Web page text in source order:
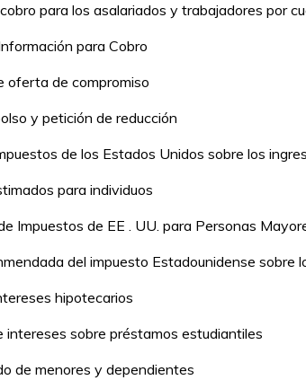
para los asalariados y trabajadores por
para Cobro
oferta de compromiso
y petición de reducción
de los Estados Unidos sobre los
para individuos
Impuestos de EE . UU. para Personas
del impuesto Estadounidense sobre
hipotecarios
intereses sobre préstamos estudiantiles
de menores y dependientes